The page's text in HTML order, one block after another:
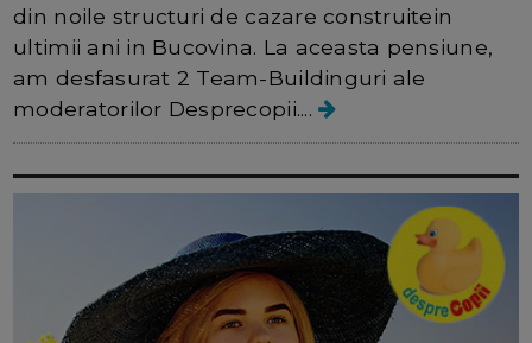
din noile structuri de cazare construitein
ultimii ani in Bucovina. La aceasta pensiune,
am desfasurat 2 Team-Buildinguri ale
moderatorilor Desprecopii....